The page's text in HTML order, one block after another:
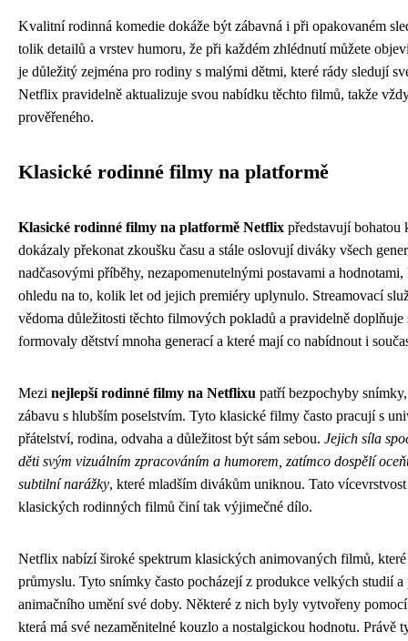
Kvalitní rodinná komedie dokáže být zábavná i při opakovaném
tolik detailů a vrstev humoru, že při každém zhlédnutí můžete
je důležitý zejména pro rodiny s malými dětmi, které rády sledují
Netflix pravidelně aktualizuje svou nabídku těchto filmů, takže
prověřeného.
Klasické rodinné filmy na platformě
Klasické rodinné filmy na platformě Netflix představují bohatou
dokázaly překonat zkoušku času a stále oslovují diváky všech
nadčasovými příběhy, nezapomenutelnými postavami a
ohledu na to, kolik let od jejich premiéry uplynulo. Streamovací
vědoma důležitosti těchto filmových pokladů a pravidelně
formovaly dětství mnoha generací a které mají co nabídnout i
Mezi nejlepší rodinné filmy na Netflixu patří bezpochyby
zábavu s hlubším poselstvím. Tyto klasické filmy často pracují s
přátelství, rodina, odvaha a důležitost být sám sebou. Jejich síla
děti svým vizuálním zpracováním a humorem, zatímco dospělí
subtilní narážky, které mladším divákům uniknou. Tato
klasických rodinných filmů činí tak výjimečné dílo.
Netflix nabízí široké spektrum klasických animovaných filmů,
průmyslu. Tyto snímky často pocházejí z produkce velkých studií
animačního umění své doby. Některé z nich byly vytvořeny
která má své nezaměnitelné kouzlo a nostalgickou hodnotu.